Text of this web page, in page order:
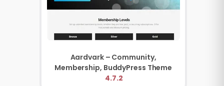
Aardvark – Community,
4.7.2